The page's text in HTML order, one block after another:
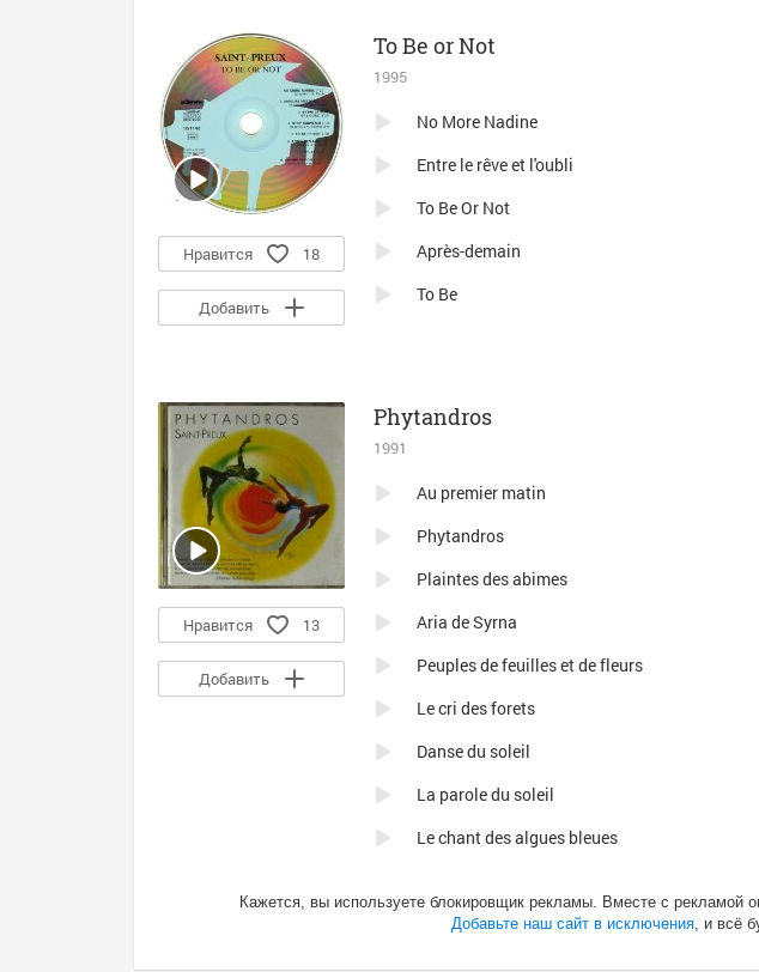
To Be or Not
1995
Нравится 18
Добавить
No More Nadine
Entre le rêve et l'oubli
To Be Or Not
Après-demain
To Be
Phytandros
1991
Нравится 13
Добавить
Au premier matin
Phytandros
Plaintes des abimes
Aria de Syrna
Peuples de feuilles et de fleurs
Le cri des forets
Danse du soleil
La parole du soleil
Le chant des algues bleues
A la porte des siecles
Кажется, вы используете блокировщик рекламы. Вместе с рекламой
Добавьте наш сайт в исключения, и всё